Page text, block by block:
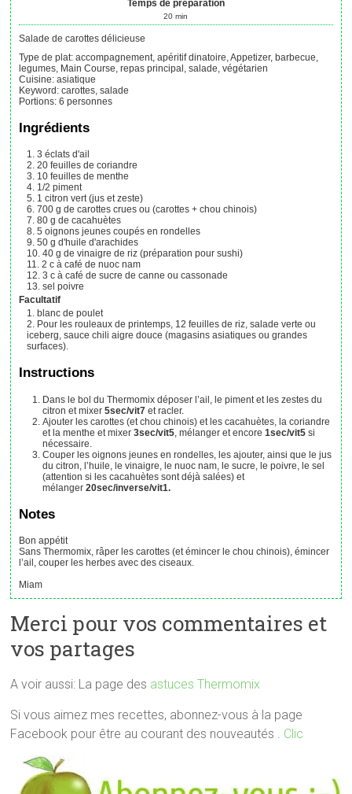
Temps de préparation
20 min
Salade de carottes délicieuse
Type de plat: accompagnement, apéritif dinatoire, Appetizer, barbecue,
legumes, Main Course, repas principal, salade, végétarien
Cuisine: asiatique
Keyword: carottes, salade
Portions:6 personnes
Ingrédients
3 éclats d'ail
20 feuilles de coriandre
10 feuilles de menthe
1/2piment
1 citron vert (jus et zeste)
700 g de carottes crues ou (carottes + chou chinois)
80 g de cacahuètes
5 oignons jeunes coupés en rondelles
50 g d'huile d'arachides
40 g de vinaigre de riz (préparation pour sushi)
2 c à café de nuoc nam
3 c à café de sucre de canne ou cassonade
sel poivre
Facultatif
blanc de poulet
Pour les rouleaux de printemps, 12 feuilles de riz, salade verte ou
iceberg, sauce chili aigre douce (magasins asiatiques ou grandes
surfaces).
Instructions
Dans le bol du Thermomix déposer l’ail, le piment et les zestes du
citron et mixer5sec/vit7 et racler.
Ajouter les carottes (et chou chinois) et les cacahuètes, la coriandre
et la menthe et mixer3sec/vit5, mélanger et encore1sec/vit5 si
nécessaire.
Couper les oignons jeunes en rondelles, les ajouter, ainsi que le jus
du citron, l’huile, le vinaigre, le nuoc nam, le sucre, le poivre, le sel
(attention si les cacahuètes sont déjà salées) et
mélanger20sec/inverse/vit1.
Notes
Bon appétit
Sans Thermomix, râper les carottes (et émincer le chou chinois), émincer
l’ail, couper les herbes avec des ciseaux.
Miam
Merci pour vos commentaires et
vos partages
A voir aussi: La page des astuces Thermomix
Si vous aimez mes recettes, abonnez-vous à la page
Facebook pour être au courant des nouveautés . Clic